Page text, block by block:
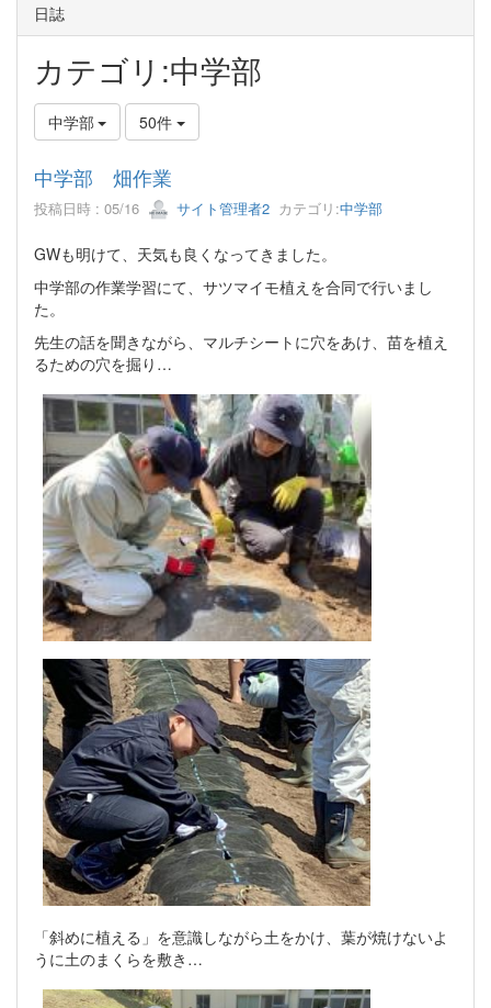
日誌
カテゴリ:中学部
中学部 50件
中学部 畑作業
投稿日時 : 05/16 サイト管理者2 カテゴリ:中学部
GWも明けて、天気も良くなってきました。
中学部の作業学習にて、サツマイモ植えを合同で行いまし
た。
先生の話を聞きながら、マルチシートに穴をあけ、苗を植え
るための穴を掘り…
「斜めに植える」を意識しながら土をかけ、葉が焼けないよ
うに土のまくらを敷き…